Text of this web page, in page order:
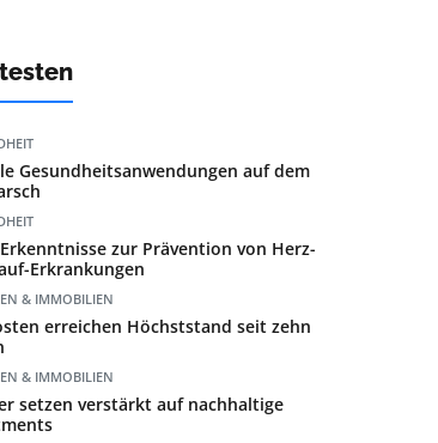
Gesundheitsanwendungen auf dem
zur Prävention von Herz-
Erkrankungen
& IMMOBILIEN
erreichen Höchststand seit zehn
& IMMOBILIEN
setzen verstärkt auf nachhaltige